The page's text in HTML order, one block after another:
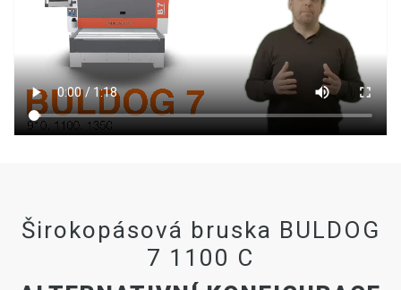
Širokopásová bruska BULDOG
7 1100 C